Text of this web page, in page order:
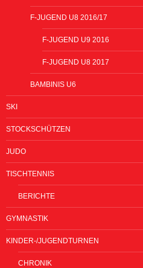
F-JUGEND U8 2016/17
F-JUGEND U9 2016
F-JUGEND U8 2017
BAMBINIS U6
SKI
STOCKSCHÜTZEN
JUDO
TISCHTENNIS
BERICHTE
GYMNASTIK
KINDER-/JUGENDTURNEN
CHRONIK